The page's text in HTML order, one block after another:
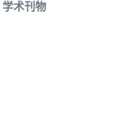
学术刊物